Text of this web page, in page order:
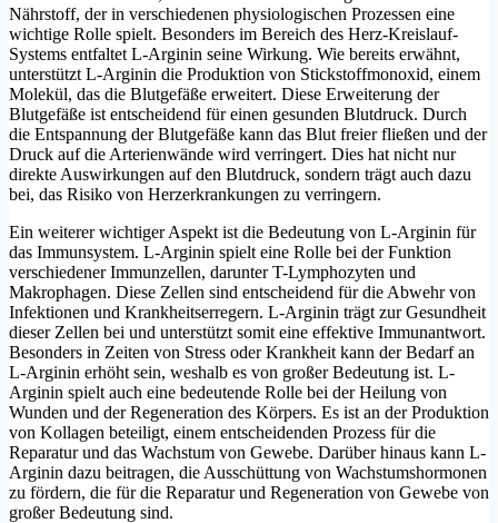
Nährstoff, der in verschiedenen physiologischen Prozessen eine
wichtige Rolle spielt. Besonders im Bereich des Herz-Kreislauf-
Systems entfaltet L-Arginin seine Wirkung. Wie bereits erwähnt,
unterstützt L-Arginin die Produktion von Stickstoffmonoxid, einem
Molekül, das die Blutgefäße erweitert. Diese Erweiterung der
Blutgefäße ist entscheidend für einen gesunden Blutdruck. Durch
die Entspannung der Blutgefäße kann das Blut freier fließen und der
Druck auf die Arterienwände wird verringert. Dies hat nicht nur
direkte Auswirkungen auf den Blutdruck, sondern trägt auch dazu
bei, das Risiko von Herzerkrankungen zu verringern.
Ein weiterer wichtiger Aspekt ist die Bedeutung von L-Arginin für
das Immunsystem. L-Arginin spielt eine Rolle bei der Funktion
verschiedener Immunzellen, darunter T-Lymphozyten und
Makrophagen. Diese Zellen sind entscheidend für die Abwehr von
Infektionen und Krankheitserregern. L-Arginin trägt zur Gesundheit
dieser Zellen bei und unterstützt somit eine effektive Immunantwort.
Besonders in Zeiten von Stress oder Krankheit kann der Bedarf an
L-Arginin erhöht sein, weshalb es von großer Bedeutung ist. L-
Arginin spielt auch eine bedeutende Rolle bei der Heilung von
Wunden und der Regeneration des Körpers. Es ist an der Produktion
von Kollagen beteiligt, einem entscheidenden Prozess für die
Reparatur und das Wachstum von Gewebe. Darüber hinaus kann L-
Arginin dazu beitragen, die Ausschüttung von Wachstumshormonen
zu fördern, die für die Reparatur und Regeneration von Gewebe von
großer Bedeutung sind.